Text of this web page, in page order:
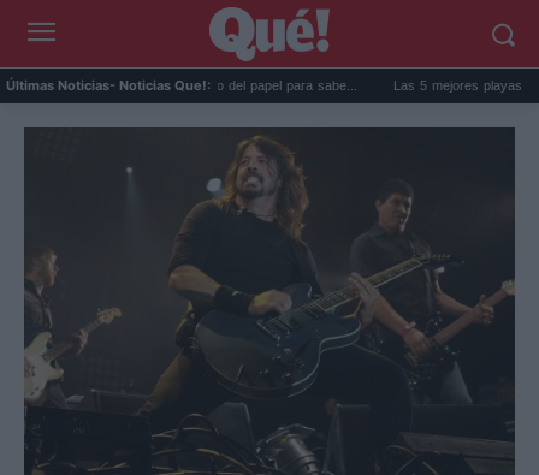
Últimas Noticias- Noticias Que!:
goma de la nevera: el truco del papel para sabe... Las 5 mejores playas de